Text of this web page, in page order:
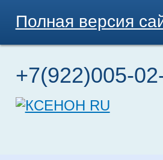
Полная версия
+7(922)005-